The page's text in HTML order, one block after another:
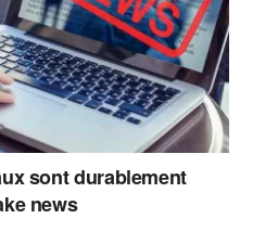
sont durablement
news